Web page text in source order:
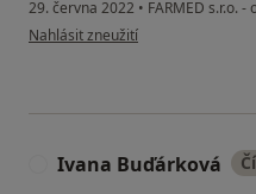
29. června 2022 • FARMED s.r.o.
podle názoru uživatele L.V.
Nahlásit zneužití
Ivana Buďárková